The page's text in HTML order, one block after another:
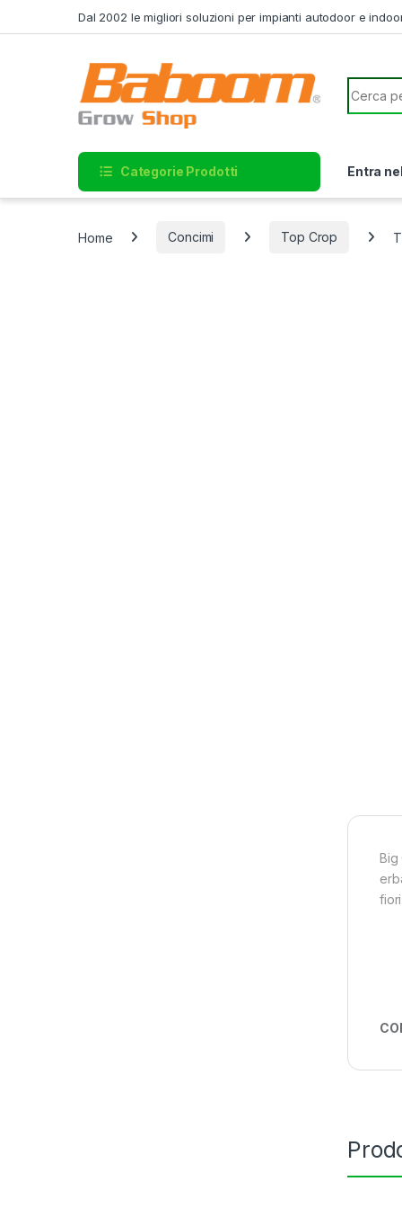
Dal 2002 le migliori soluzioni per impianti autodoor e
Search
Categorie Prodotti Entra
Home Concimi Top Crop
Big